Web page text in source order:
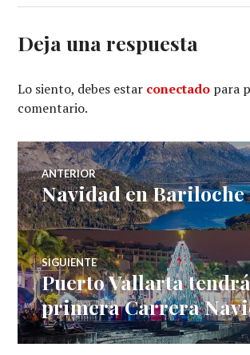
Deja una respuesta
Lo siento, debes estar conectado para
comentario.
Navegación
de
entradas
ANTERIOR
Entrada
anterior:
Navidad en Bariloche
SIGUIENTE
Entrada
siguiente:
Puerto Vallarta
primera Carrera